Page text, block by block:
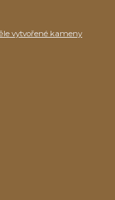
vytvořené kameny